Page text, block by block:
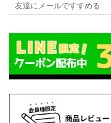
友達にメールですすめる